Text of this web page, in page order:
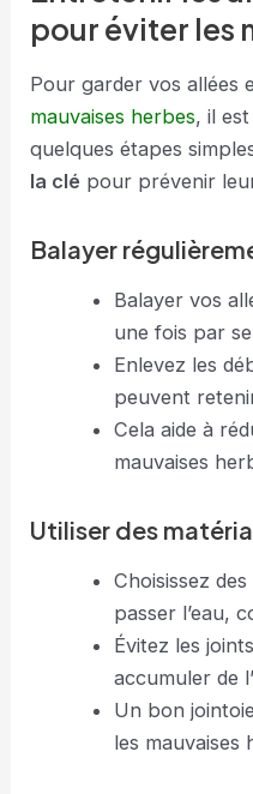
pour éviter les
Pour garder vos allées
mauvaises herbes, il
quelques étapes
la clé pour prévenir
Balayer
Balayer vos
une fois par
Enlevez les
peuvent
Cela aide à
mauvaises
Utiliser des
Choisissez
passer l’eau,
Évitez les
accumuler de
Un bon
les mauvaises